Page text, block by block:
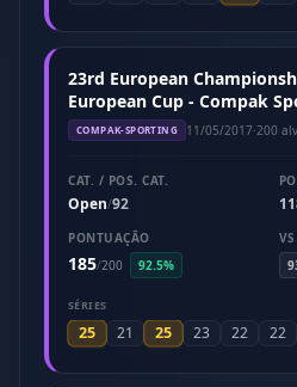
23rd European
European Cup - Compak
2017)
COMPAK-SPORTING 11/05/2017·200
CAT. / POS. CAT.
Open/92
PONTUAÇÃO
185/200 92.5%
SÉRIES
25 21 25 23 22 22